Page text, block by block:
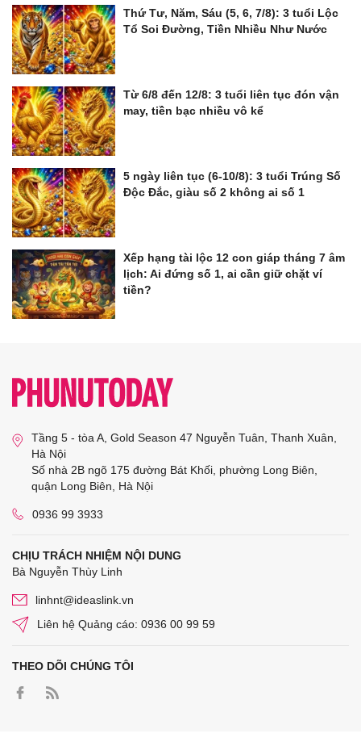
Thứ Tư, Năm, Sáu (5, 6, 7/8): 3 tuổi Lộc
Tổ Soi Đường, Tiền Nhiều Như Nước
Từ 6/8 đến 12/8: 3 tuổi liên tục đón vận
may, tiền bạc nhiều vô kể
5 ngày liên tục (6-10/8): 3 tuổi Trúng Số
Độc Đắc, giàu số 2 không ai số 1
Xếp hạng tài lộc 12 con giáp tháng 7 âm
lịch: Ai đứng số 1, ai cần giữ chặt ví
tiền?
Tầng 5 - tòa A, Gold Season 47 Nguyễn Tuân, Thanh Xuân,
Hà Nội
Số nhà 2B ngõ 175 đường Bát Khối, phường Long Biên,
quận Long Biên, Hà Nội
0936 99 3933
CHỊU TRÁCH NHIỆM NỘI DUNG
Bà Nguyễn Thùy Linh
linhnt@ideaslink.vn
Liên hệ Quảng cáo: 0936 00 99 59
THEO DÕI CHÚNG TÔI